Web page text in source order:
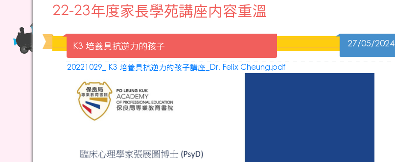
22-23年度家長學苑講座内容重溫
K3 培養具抗逆力的孩子 27/05/2024
20221029_ K3 培養具抗逆力的孩子講座_Dr. Felix Cheung.pdf